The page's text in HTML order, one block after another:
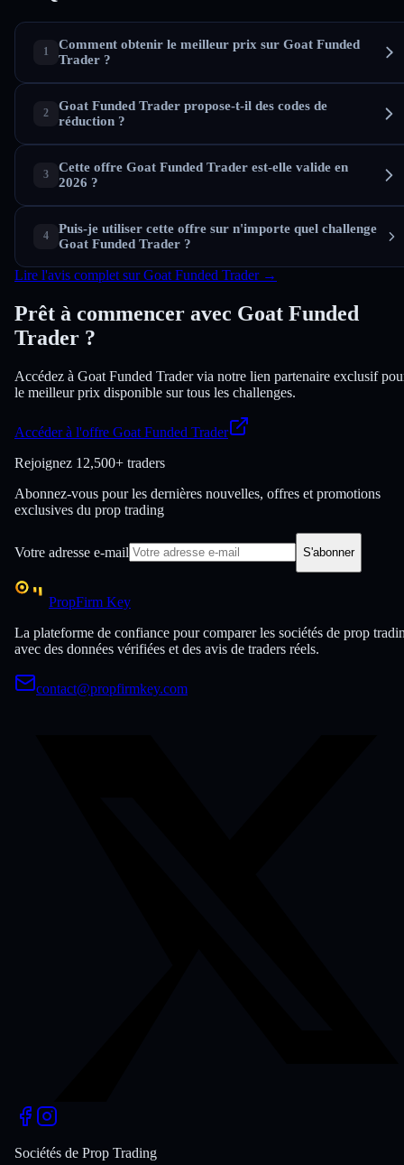
Comment obtenir le meilleur prix sur Goat Funded
Trader ?
Goat Funded Trader propose-t-il des codes de
réduction ?
Cette offre Goat Funded Trader est-elle valide en
2026 ?
Puis-je utiliser cette offre sur n'importe quel challenge
Goat Funded Trader ?
Lire l'avis complet sur Goat Funded Trader →
Prêt à commencer avec Goat Funded
Trader ?
Accédez à Goat Funded Trader via notre lien partenaire exclusif
le meilleur prix disponible sur tous les challenges.
Accéder à l'offre Goat Funded Trader
Rejoignez 12,500+ traders
Abonnez-vous pour les dernières nouvelles, offres et promotions
exclusives du prop trading
Votre adresse e-mail S'abonner
PropFirm Key
La plateforme de confiance pour comparer les sociétés de prop
avec des données vérifiées et des avis de traders réels.
contact@propfirmkey.com
Sociétés de Prop Trading